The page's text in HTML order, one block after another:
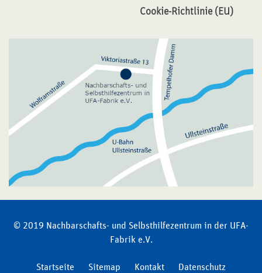
Cookie-Richtlinie (EU)
© 2019 Nachbarschafts- und Selbsthilfezentrum in der UFA-
Fabrik e.V.
Startseite Sitemap Kontakt
Datenschutz